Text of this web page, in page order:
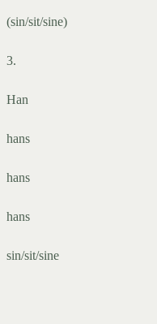
(sin/sit/sine)
3.
Han
hans
hans
hans
sin/sit/sine